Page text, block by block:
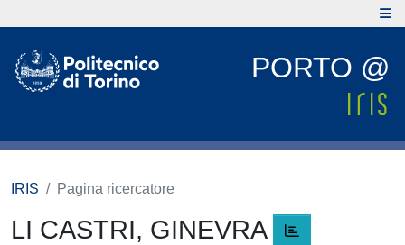
PORTO @
IRIS Pagina ricercatore
LI CASTRI, GINEVRA